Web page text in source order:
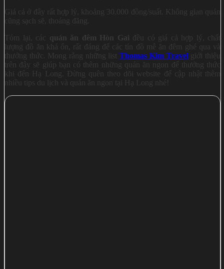
Giá cả ở đây rất hợp lý, khoảng 30.000 đồng/suất. Không gian quán
cũng sạch sẽ, thoáng đãng.
Tóm lại, các quán ăn đêm Hòn Gai đều có giá cả hợp lý, chất
lượng đồ ăn khá ổn, rất đáng để các tín đồ mê ăn đêm ghé qua và
thưởng thức. Mong rằng những listThomas Kim Travelgiới thiệu
trên đây sẽ giúp bạn có thêm những quán ăn ngon để thưởng thức
khi đến Hạ Long. Đừng quên theo dõi website để cập nhật thêm
nhiều tips du lịch và quán ăn ngon tại Hạ Long nhé!